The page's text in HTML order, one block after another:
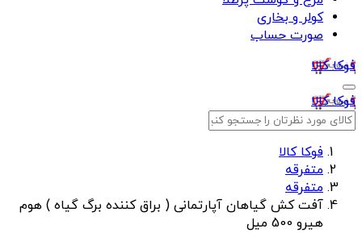
کولر و بخاری
صورت حساب
فوکا کالا
فوکا کالا
فوکا کالا
متفرقه
متفرقه
آفت کش گیاهان آپارتمانی ( براق کننده برگ گیاه ) هوم
هیرو 500 میل